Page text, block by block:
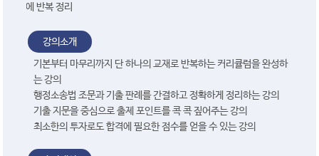
에 반복 정리
강의소개
기본부터 마무리까지 단 하나의 교재로 반복하는 커리큘럼을 완성하
는 강의
행정소송법 조문과 기출 판례를 간결하고 정확하게 정리하는 강의
기출 지문을 중심으로 출제 포인트를 콕 콕 짚어주는 강의
최소한의 투자로도 합격에 필요한 점수를 얻을 수 있는 강의